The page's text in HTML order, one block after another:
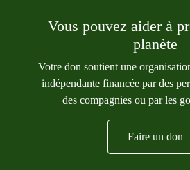
Vous pouvez aider à
planète
Votre don soutient une
indépendante financée par des
des compagnies ou par les
Faire un don